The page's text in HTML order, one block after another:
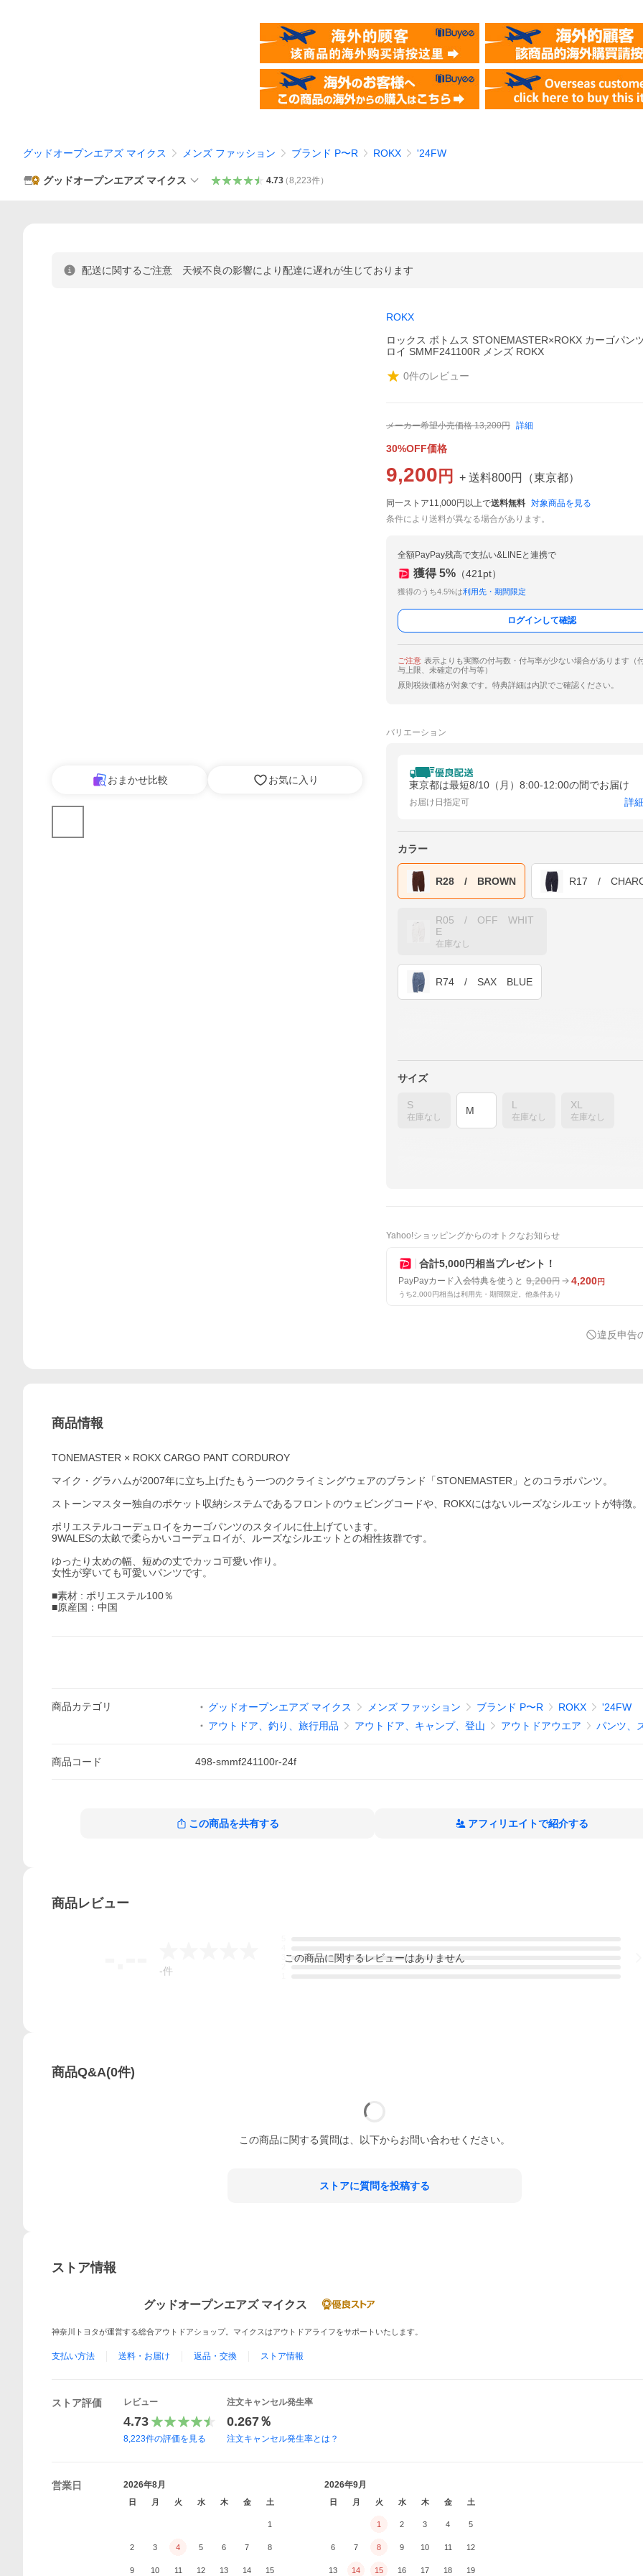
グッドオープンエアズ マイクス メンズ ファッション ブランド P〜R ROKX '24FW
グッドオープンエアズ マイクス 4.73（8,223件）
配送に関するご注意 天候不良の影響により配達に遅れが生じております
おまかせ比較 お気に入り
ROKX
ロックス ボトムス STONEMASTER×ROKX カーゴパン
ロイ SMMF241100R メンズ ROKX
0件のレビュー
メーカー希望小売価格 13,200円 詳細
30%OFF価格
9,200 円 + 送料800円 （東京都）
同一ストア11,000円以上で送料無料 対象商品を見る
条件により送料が異なる場合があります。
全額PayPay残高で支払い&LINEと連携で
獲得 5% （421 pt）
獲得のうち4.5%は利用先・期間限定
ログインして確認
ご注意 表示よりも実際の付与数・付与率が少ない場合があります（
与上限、未確定の付与等）
原則税抜価格が対象です。特典詳細は内訳でご確認ください。
バリエーション
東京都は最短8/10（月）8:00-12:00の間でお届け
お届け日指定可 詳
カラー
R28 / BROWN R17 /
R05 / OFF WHIT
E
在庫なし
R74 / SAX BLUE
サイズ
S
在庫なし
M L
在庫なし
XL
在庫なし
Yahoo!ショッピングからのオトクなお知らせ
合計5,000円相当プレゼント！
PayPayカード入会特典を使うと 9,200円 4,200円
うち2,000円相当は利用先・期間限定。他条件あり
違反申告
商品情報
TONEMASTER × ROKX CARGO PANT CORDUROY
マイク・グラハムが2007年に立ち上げたもう一つのクライミングウェアのブランド「STONEMASTER」とのコラボパンツ。
ストーンマスター独自のポケット収納システムであるフロントのウェビングコードや、ROKXにはないルーズなシルエットが特徴。
ポリエステルコーデュロイをカーゴパンツのスタイルに仕上げています。
9WALESの太畝で柔らかいコーデュロイが、ルーズなシルエットとの相性抜群です。
ゆったり太めの幅、短めの丈でカッコ可愛い作り。
女性が穿いても可愛いパンツです。
■素材 : ポリエステル100％
■原産国：中国
商品カテゴリ グッドオープンエアズ マイクス メンズ ファッション ブランド P〜R ROKX
'24FW
アウトドア、釣り、旅行用品
アウトドア、キャンプ、登山 アウトドアウエア パンツ、
商品コード 498-smmf241100r-24f
この商品を共有する アフィリエイトで紹介する
商品レビュー
-件
この商品に関するレビューはありません
商品Q&A(0件)
この商品に関する質問は、以下からお問い合わせください。
ストアに質問を投稿する
ストア情報
グッドオープンエアズ マイクス
神奈川トヨタが運営する総合アウトドアショップ。マイクスはアウトドアライフをサポートいたします。
支払い方法 送料・お届け 返品・交換 ストア情報
ストア評価 レビュー
4.73
8,223件の評価を見る
注文キャンセル発生率
0.267％
注文キャンセル発生率とは？
営業日 2026年8月
日 月 火 水 木 金 土
1
2 3 4 5 6 7 8
9 10 11 12 13 14 15
2026年9月
日 月 火 水 木 金 土
1 2 3 4 5
6 7 8 9 10 11 12
13 14 15 16 17 18 19